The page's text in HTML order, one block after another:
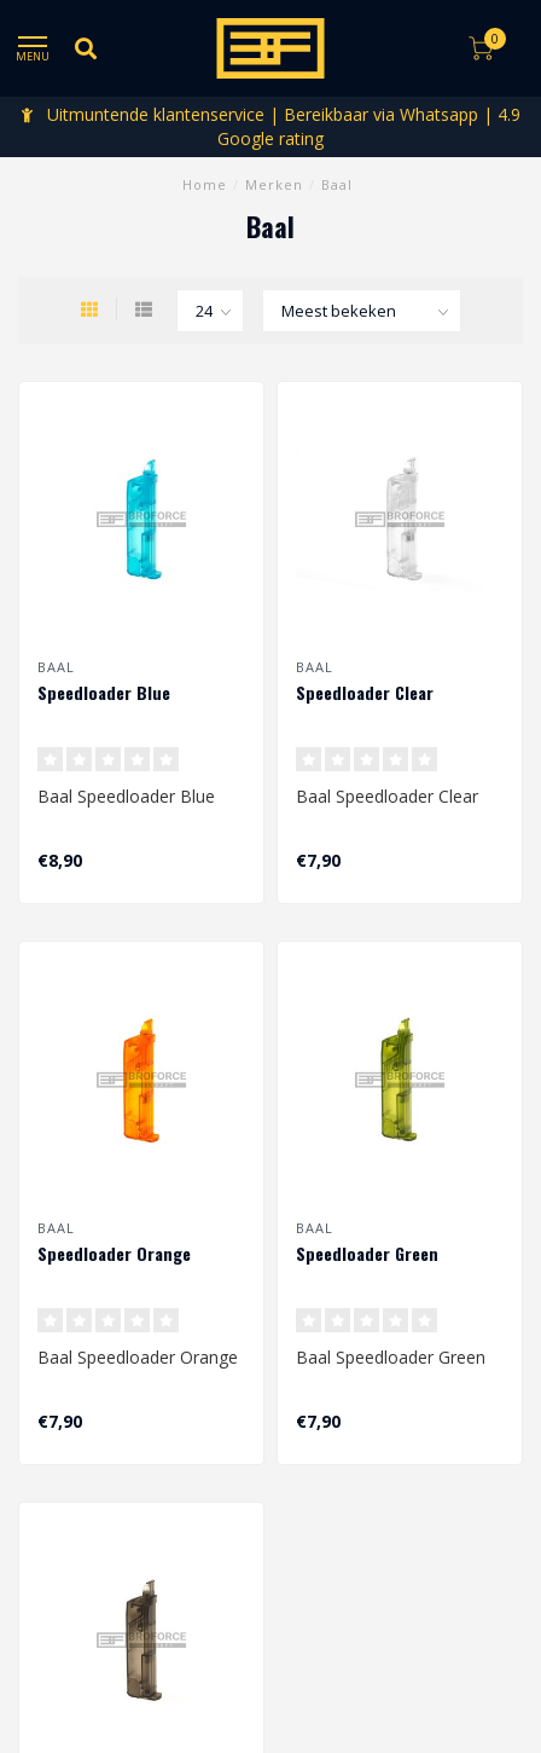
MENU
0
Uitmuntende klantenservice | Bereikbaar via Whatsapp | 4.9
Google rating
Home Merken Baal
Baal
BAAL
Speedloader Blue
Baal Speedloader Blue
€8,90
BAAL
Speedloader Clear
Baal Speedloader Clear
€7,90
BAAL
Speedloader Orange
Baal Speedloader Orange
€7,90
BAAL
Speedloader Green
Baal Speedloader Green
€7,90